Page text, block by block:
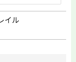
イル